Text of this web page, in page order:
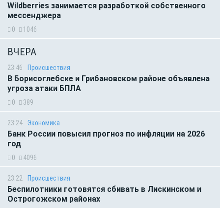
Wildberries занимается разработкой собственного
мессенджера
0 1046
ВЧЕРА
23:46 Происшествия
В Борисоглебске и Грибановском районе объявлена
угроза атаки БПЛА
0 389
23:24 Экономика
Банк России повысил прогноз по инфляции на 2026
год
0 4096
23:22 Происшествия
Беспилотники готовятся сбивать в Лискинском и
Острогожском районах